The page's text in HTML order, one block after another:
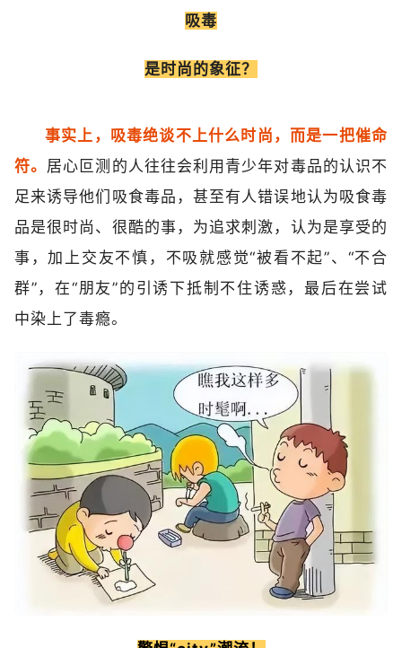
吸毒
是时尚的象征？
事实上，吸毒绝谈不上什么时尚，而是一把催命
符。 居心叵测的人往往会利用青少年对毒品的认识不
足来诱导他们吸食毒品，甚至有人错误地认为吸食毒
品是很时尚、很酷的事，为追求刺激，认为是享受的
事，加上交友不慎，不吸就感觉“被看不起”、“不合
群”，在“朋友”的引诱下抵制不住诱惑，最后在尝试
中染上了毒瘾。